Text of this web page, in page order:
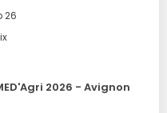
26
2026 - Avignon